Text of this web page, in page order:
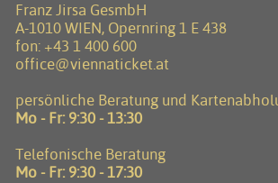
Franz Jirsa GesmbH
A-1010 WIEN, Opernring 1 E 438
fon: +43 1 400 600
office@viennaticket.at
persönliche Beratung und
Mo - Fr: 9:30 - 13:30
Telefonische Beratung
Mo - Fr: 9:30 - 17:30